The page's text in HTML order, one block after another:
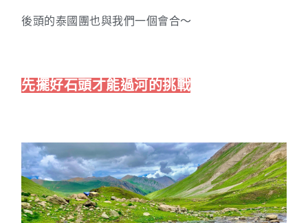
後頭的泰國團也與我們一個會合～
先擺好石頭才能過河的挑戰